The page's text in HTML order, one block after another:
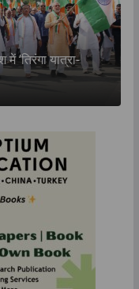
लखनऊ
लखनऊ एंटरप्राइज
और स्टार्टअप को